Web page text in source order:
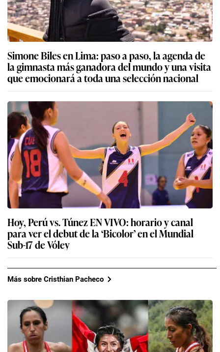
Simone Biles en Lima: paso a paso, la agenda de
la gimnasta más ganadora del mundo y una visita
que emocionará a toda una selección nacional
Hoy, Perú vs. Túnez EN VIVO: horario y canal
para ver el debut de la ‘Bicolor’ en el Mundial
Sub-17 de Vóley
Más sobre Cristhian Pacheco